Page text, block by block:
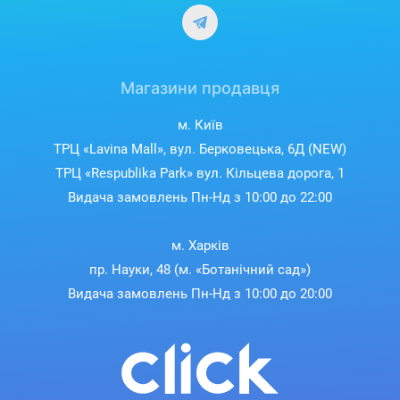
дозатор дозволяє краще дозувати миючий засіб і мити всі
Завдяки функції безпеки AquaStop посудомийну машину
можна безпечно залишити працювати вночі, а також у вашу
відсутність. У разі протікання або затоплення AquaStop
воду з ванни посудомийної машини. AquaStop залишається
повністю функціональним протягом усього терміну служби
Магазини продавця
м. Київ
ТРЦ «Lavina Mall», вул. Берковецька, 6Д (NEW)
ТРЦ «Respublika Park» вул. Кільцева дорога, 1
Видача замовлень Пн-Нд з 10:00 до 22:00
м. Харків
пр. Науки, 48 (м. «Ботанічний сад»)
Видача замовлень Пн-Нд з 10:00 до 20:00